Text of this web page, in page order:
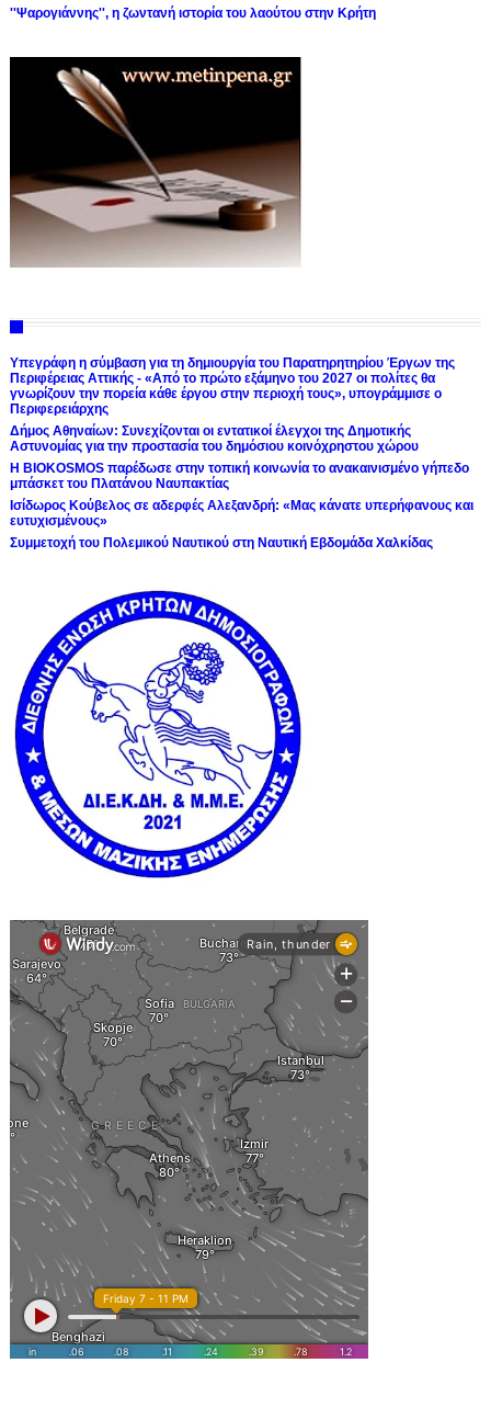
''Ψαρογιάννης'', η ζωντανή ιστορία του λαούτου στην Κρήτη
Υπεγράφη η σύμβαση για τη δημιουργία του Παρατηρητηρίου Έργων της
Περιφέρειας Αττικής - «Από το πρώτο εξάμηνο του 2027 οι πολίτες θα
γνωρίζουν την πορεία κάθε έργου στην περιοχή τους», υπογράμμισε ο
Περιφερειάρχης
Δήμος Αθηναίων: Συνεχίζονται οι εντατικοί έλεγχοι της Δημοτικής
Αστυνομίας για την προστασία του δημόσιου κοινόχρηστου χώρου
Η BIOKOSMOS παρέδωσε στην τοπική κοινωνία το ανακαινισμένο γήπεδο
μπάσκετ του Πλατάνου Ναυπακτίας
Ισίδωρος Κούβελος σε αδερφές Αλεξανδρή: «Μας κάνατε υπερήφανους και
ευτυχισμένους»
Συμμετοχή του Πολεμικού Ναυτικού στη Ναυτική Εβδομάδα Χαλκίδας